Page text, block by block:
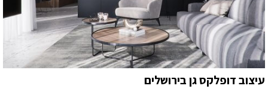
עיצוב דופלקס גן בירושלים